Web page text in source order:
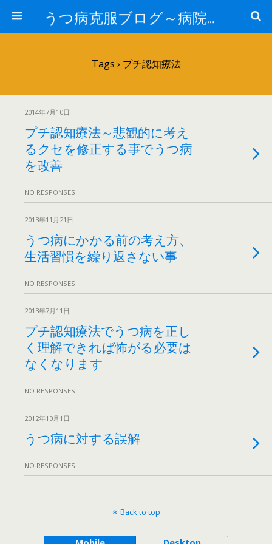
うつ病克服ブログ～病院へ行かずに治療するには～
Tags › プチ認知療法
2014年7月10日
プチ認知療法～悲観的に考え
るクセを修正する事でうつ病
を改善
NO RESPONSES
2013年11月21日
うつ病にかかる前の考え方、
生活習慣を繰り返さない事
NO RESPONSES
2013年7月11日
プチ認知療法でうつ病を正し
く理解できれば怖がる必要は
なくなります
NO RESPONSES
2012年10月1日
うつ病に対する誤解
NO RESPONSES
Back to top